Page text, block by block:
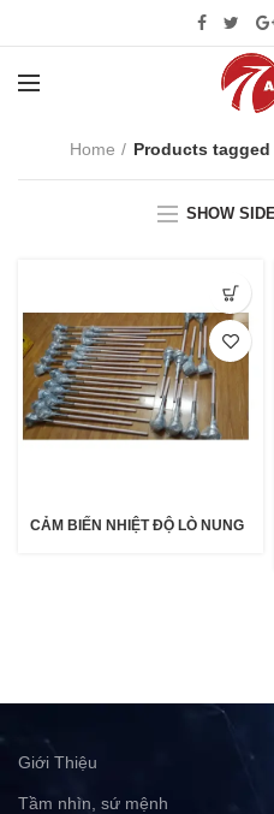
Home Products tagged
SHOW
CẢM BIẾN NHIỆT ĐỘ LÒ NUNG
Giới Thiệu
Tầm nhìn, sứ mệnh